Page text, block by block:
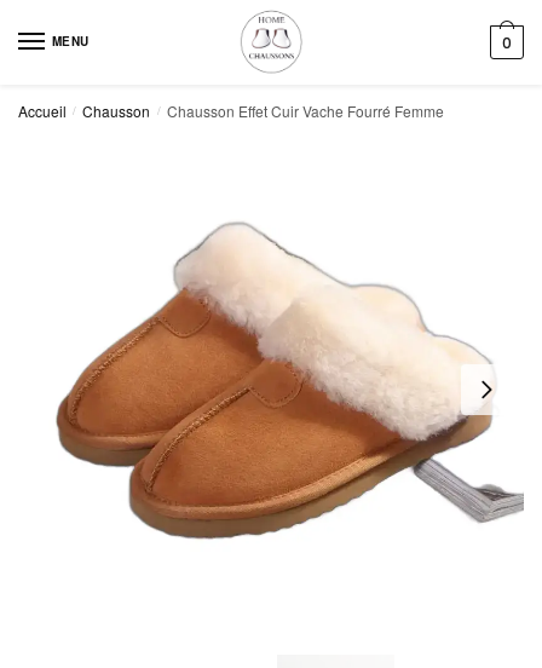
MENU 0
Accueil / Chausson / Chausson Effet Cuir Vache Fourré Femme